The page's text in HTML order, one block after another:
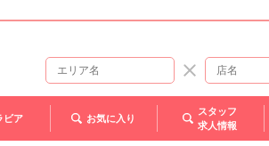
ビア お気に入り
スタッフ
求人情報